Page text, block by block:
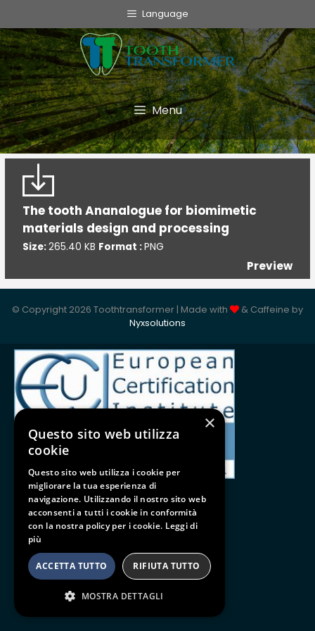
Language
Menu
The tooth Ananalogue for biomimetic
materials design and processing
Size:265.40 KB Format :PNG
Preview
Tooth Transformer system ®
The Device
Grinder
Monouso
TT Fairy
Informative
Cookie Policy
Privacy Policy
Follow us
BE SOCIAL
© Copyright 2026 Toothtransformer | Made with
& Caffeine by
Nyxsolutions
×
Questo sito web utilizza
cookie
Questo sito web utilizza i cookie per
migliorare la tua esperienza di
navigazione. Utilizzando il nostro sito web
acconsenti a tutti i cookie in conformità
con la nostra policy per i cookie. Leggi di
più
ACCETTA TUTTO RIFIUTA TUTTO
MOSTRA DETTAGLI